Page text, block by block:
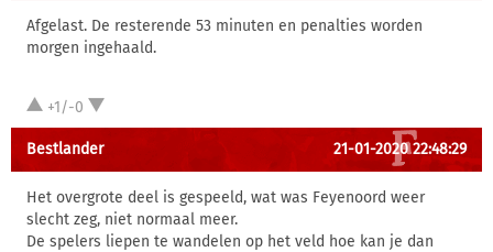
Afgelast. De resterende 53 minuten en penalties worden
morgen ingehaald.
+1/-0
Bestlander 21-01-2020 22:48:29
Het overgrote deel is gespeeld, wat was Feyenoord weer
slecht zeg, niet normaal meer.
De spelers liepen te wandelen op het veld hoe kan je dan